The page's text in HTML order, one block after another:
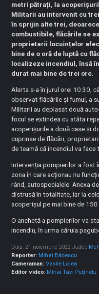
metri pătrați, la
Militarii au intervenit cu
în sprijin alte trei,
combustibile, flăcările se
proprietarii locuințelor
bine de o oră de luptă cu
localizeze incendiul, însă
durat mai bine de trei ore.
Alerta s-a în jurul orei 10.30,
observat flăcările și fumul, a
Militarii au deplasat două
focul se extindea cu atâta
acoperișurile a două case și
cuprinse de flăcări,
de teamă că incendiul va face
Intervenția pompierilor a fost
zona în care acționau nu
rând, autospecialele. Anexa
distrusă în totalitate, iar la
acoperișul pe mai bine de
O anchetă a pompierilor va
incendiu, în urma căruia
Data: 21 noiembrie 2022 Judet:
Reporter: Mihai Bădescu
Cameraman:Vasile Lolea
Editor video: Mihai Tavi Puținelu